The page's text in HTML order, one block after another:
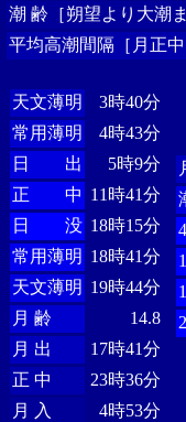
潮 齢［朔望より大潮ま
平均高潮間隔［月正中
天文薄明
3時40分
常用薄明
4時43分
日 出
5時9分
正 中 11時41分
日 没 18時15分
常用薄明 18時41分
天文薄明 19時44分
月 齢
14.8
月 出
17時41分
正 中
23時36分
月 入
4時53分